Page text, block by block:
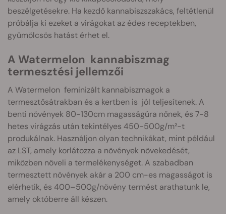
beszélgetésekre. Ha kezdő kannabiszszakács, feltétlenül
próbálja ki ezeket a virágokat az édes receptekben,
gyümölcsös hatást érhet el.
A Watermelon kannabiszmag
termesztési jellemzői
A Watermelon feminizált kannabiszmagok a
termesztősátrakban és a kertben is jól teljesítenek. A
benti növények 80-130cm magasságúra nőnek, és 7-8
hetes virágzás után tekintélyes 450-500g/m²-t
produkálnak. Használjon olyan technikákat, mint például
az LST, amely korlátozza a növények növekedését,
miközben növeli a termelékenységet. A szabadban
termesztett növények akár a 200 cm-es magasságot is
elérhetik, és 400–500g/növény termést arathatunk le,
amely októberre áll készen.